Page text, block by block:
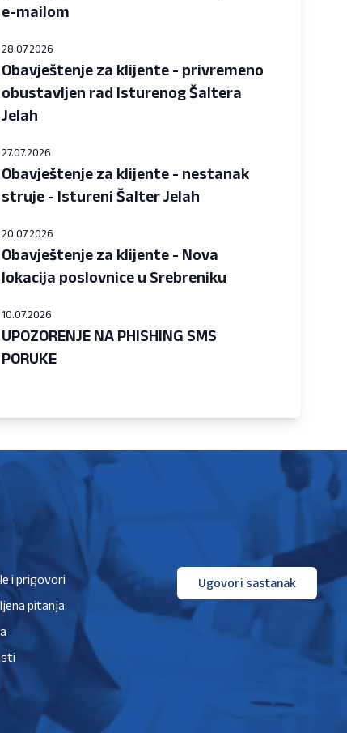
e-mailom
28.07.2026
Obavještenje za klijente - privremeno
obustavljen rad Isturenog Šaltera
Jelah
27.07.2026
Obavještenje za klijente - nestanak
struje - Istureni Šalter Jelah
20.07.2026
Obavještenje za klijente - Nova
lokacija poslovnice u Srebreniku
10.07.2026
UPOZORENJE NA PHISHING SMS
PORUKE
i prigovori
pitanja
Ugovori sastanak